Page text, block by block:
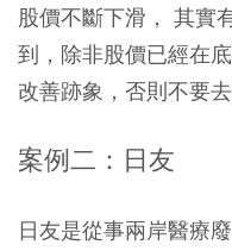
股價不斷下滑， 其實
到，除非股價已經在
改善跡象，否則不要
案例二：日友
日友是從事兩岸醫療